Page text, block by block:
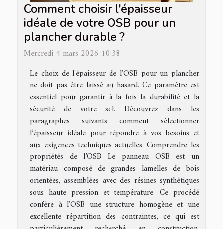
Comment choisir l'épaisseur
idéale de votre OSB pour un
plancher durable ?
Mercredi 4 mars 2026 10:38
Le choix de l'épaisseur de l’OSB pour un plancher
ne doit pas être laissé au hasard. Ce paramètre est
essentiel pour garantir à la fois la durabilité et la
sécurité de votre sol. Découvrez dans les
paragraphes suivants comment sélectionner
l’épaisseur idéale pour répondre à vos besoins et
aux exigences techniques actuelles. Comprendre les
propriétés de l’OSB Le panneau OSB est un
matériau composé de grandes lamelles de bois
orientées, assemblées avec des résines synthétiques
sous haute pression et température. Ce procédé
confère à l’OSB une structure homogène et une
excellente répartition des contraintes, ce qui est